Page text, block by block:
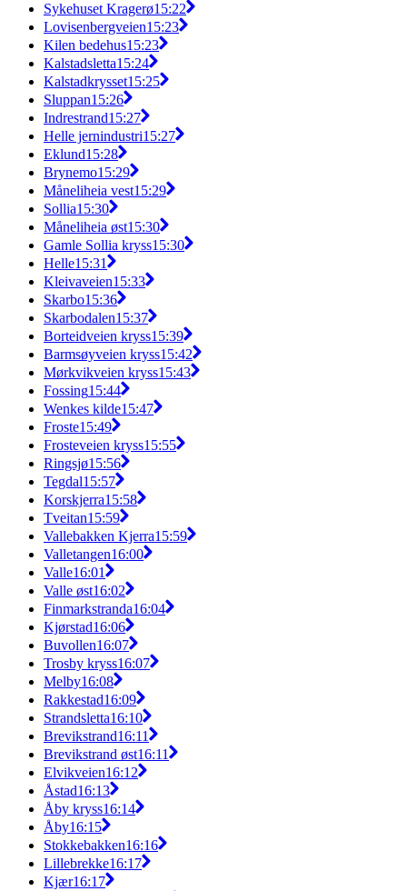
Sykehuset Kragerø15:22
Lovisenbergveien15:23
Kilen bedehus15:23
Kalstadsletta15:24
Kalstadkrysset15:25
Sluppan15:26
Indrestrand15:27
Helle jernindustri15:27
Eklund15:28
Brynemo15:29
Måneliheia vest15:29
Sollia15:30
Måneliheia øst15:30
Gamle Sollia kryss15:30
Helle15:31
Kleivaveien15:33
Skarbo15:36
Skarbodalen15:37
Borteidveien kryss15:39
Barmsøyveien kryss15:42
Mørkvikveien kryss15:43
Fossing15:44
Wenkes kilde15:47
Froste15:49
Frosteveien kryss15:55
Ringsjø15:56
Tegdal15:57
Korskjerra15:58
Tveitan15:59
Vallebakken Kjerra15:59
Valletangen16:00
Valle16:01
Valle øst16:02
Finmarkstranda16:04
Kjørstad16:06
Buvollen16:07
Trosby kryss16:07
Melby16:08
Rakkestad16:09
Strandsletta16:10
Brevikstrand16:11
Brevikstrand øst16:11
Elvikveien16:12
Åstad16:13
Åby kryss16:14
Åby16:15
Stokkebakken16:16
Lillebrekke16:17
Kjær16:17